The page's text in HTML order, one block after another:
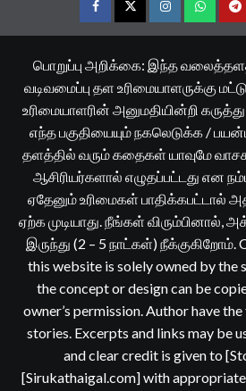
FacebookTwitterInstagram
பொறுப்பு அறிக்கை: இந்த
வடிவமைப்பு தள உரிமையாளருக்கு
உரிமையாளரின் அனுமதியின்றி
எந்த பகுதியையும் நகலெடுக்க /
தளத்தில் வரும் கதைகள் யாவுமே
ஆசிரியர்களால் எழுதப்பட்டது என
ஏதேனும் உரிமைகள் பாதிக்கபட்டால்
ஏற்க முடியாது. நீங்கள்
இருந்து (2 – 5 நாட்கள்) நீக்குகிறோம்.
this website is solely owned by the
the concept or design can be
owner’s permission. Author have
stories. Excerpts and links may be
and clear credit is given to
[Sirukathaigal.com] with